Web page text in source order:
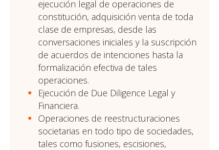
ejecución legal de operaciones de
constitución, adquisición venta de toda
clase de empresas, desde las
conversaciones iniciales y la suscripción
de acuerdos de intenciones hasta la
formalización efectiva de tales
operaciones.
Ejecución de Due Diligence Legal y
Financiera.
Operaciones de reestructuraciones
societarias en todo tipo de sociedades,
tales como fusiones, escisiones,